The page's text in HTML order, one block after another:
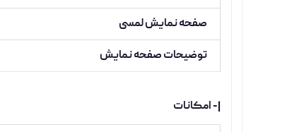
صفحه نمایش لمسی
توضیحات صفحه نمایش
|- امکانات